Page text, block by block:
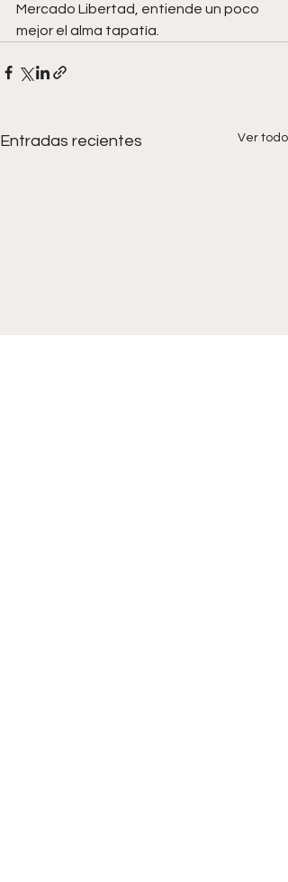
Mercado Libertad, entiende un poco
mejor el alma tapatía.
Entradas recientes Ver todo